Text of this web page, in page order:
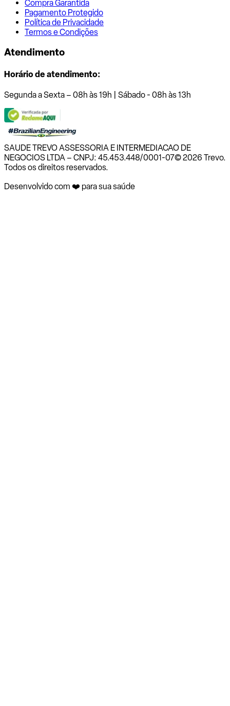
Compra Garantida
Pagamento Protegido
Política de Privacidade
Termos e Condições
Atendimento
Horário de atendimento:
Segunda a Sexta – 08h às 19h | Sábado - 08h às 13h
SAUDE TREVO ASSESSORIA E INTERMEDIACAO DE
NEGOCIOS LTDA – CNPJ: 45.453.448/0001-07© 2026 Trevo.
Todos os direitos reservados.
Desenvolvido com ❤️ para sua saúde